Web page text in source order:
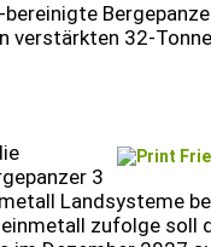
bereinigte
verstärkten 32-
3
Landsysteme
zufolge soll